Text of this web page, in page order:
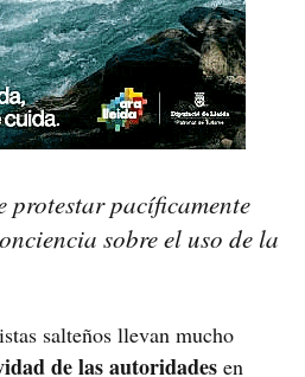
protestar pacíficamente
sobre el uso de la
salteños llevan mucho
de las autoridades en